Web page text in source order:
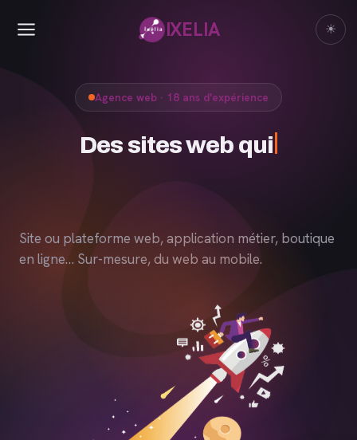
IXELIA ☀
Agence web · 18 ans d'expérience
De
Site ou plateforme web, application métier, boutique
en ligne… Sur-mesure, du web au mobile.